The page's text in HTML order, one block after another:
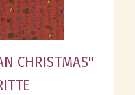
CHRISTMAS"